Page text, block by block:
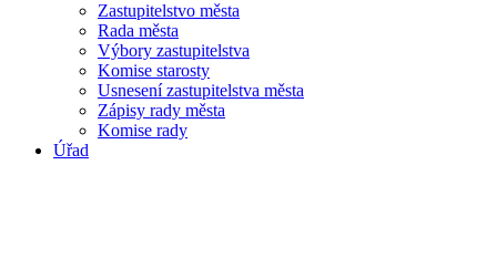
Zastupitelstvo města
Rada města
Výbory zastupitelstva
Komise starosty
Usnesení zastupitelstva města
Zápisy rady města
Komise rady
Úřad